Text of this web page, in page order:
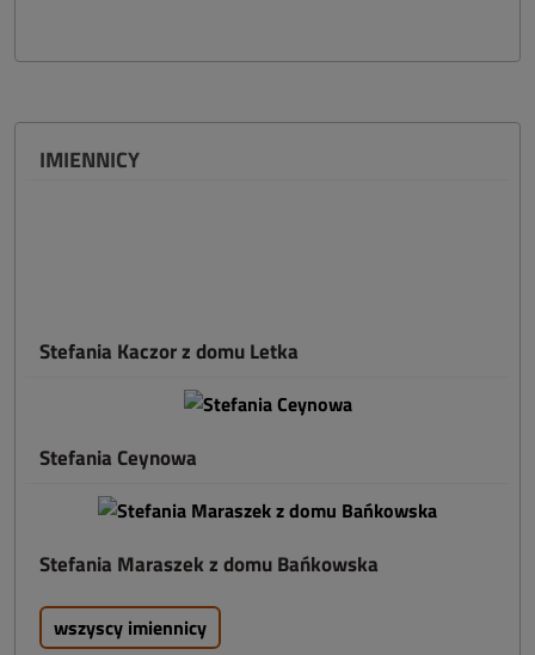
IMIENNICY
Stefania Kaczor z domu Letka
Stefania Ceynowa
Stefania Maraszek z domu Bańkowska
wszyscy imiennicy